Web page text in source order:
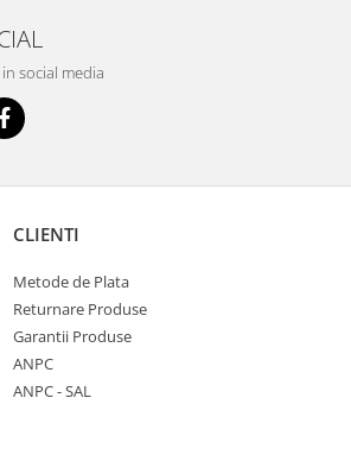
social media
CLIENTI
Metode de Plata
Returnare Produse
Garantii Produse
ANPC
ANPC - SAL